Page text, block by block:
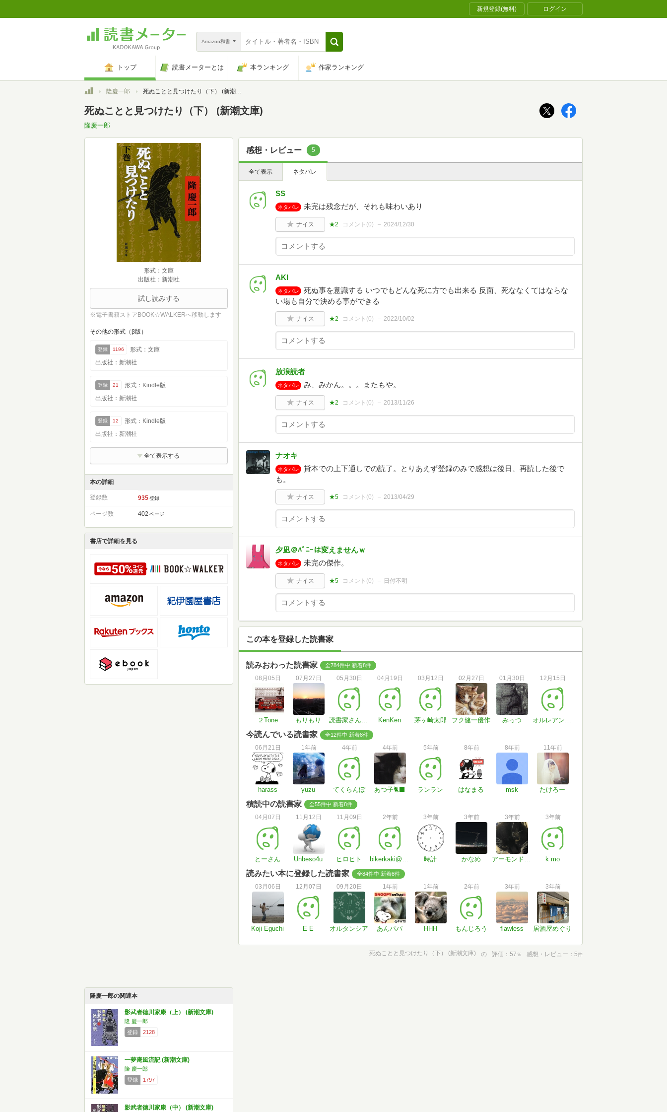
新規登録(無料) ログイン
Amazon和書
トップ 読書メーターとは 本ランキング 作家ランキング
トップ隆慶一郎 死ぬことと見つけたり（下） (新潮文庫)
死ぬことと見つけたり（下） (新潮文庫)
隆慶一郎
形式：文庫
出版社：新潮社
試し読みする
※電子書籍ストアBOOK☆WALKERへ移動します
その他の形式（β版）
登録 1196
形式：文庫
出版社：新潮社
登録 21
形式：Kindle版
出版社：新潮社
登録 12
形式：Kindle版
出版社：新潮社
全て表示する
本の詳細
登録数 935 登録
ページ数 402 ページ
書店で詳細を見る
隆慶一郎の関連本
影武者徳川家康（上） (新潮文庫)
隆 慶一郎
登録
2128
一夢庵風流記 (新潮文庫)
隆 慶一郎
登録
1797
影武者徳川家康（中） (新潮文庫)
感想・レビュー 5
全て表示 ネタバレ
SS
ネタバレ 未完は残念だが、それも味わいあり
ナイス ★2 コメント(0) 2024/12/30
AKI
ネタバレ
死ぬ事を意識する いつでもどんな死に方でも出来る 反面、死ななくてはならな
い場も自分で決める事ができる
ナイス ★2 コメント(0) 2022/10/02
放浪読者
ネタバレ み、みかん。。。またもや。
ナイス ★2 コメント(0) 2013/11/26
ナオキ
ネタバレ
貸本での上下通しでの読了。とりあえず登録のみで感想は後日、再読した後で
も。
ナイス ★5 コメント(0) 2013/04/29
夕凪＠ﾊﾞﾆｰは変えませんｗ
ネタバレ 未完の傑作。
ナイス ★5 コメント(0) 日付不明
この本を登録した読書家
読みおわった読書家 全784件中 新着8件
08月05日
２Tone
07月27日
もりもり
05月30日
読書家さん#pKgCVj
04月19日
KenKen
03月12日
茅ヶ崎太郎
02月27日
フク健一優作
01月30日
みっつ
12月15日
オルレアンの聖たぬき
今読んでいる読書家 全12件中 新着8件
06月21日
harass
1年前
yuzu
4年前
てくらんぼ
4年前
あつ子🐈‍⬛
5年前
ランラン
8年前
はなまる
8年前
msk
11年前
たけろー
積読中の読書家 全55件中 新着8件
04月07日
とーさん
11月12日
Unbeso4u
11月09日
ヒロヒト
2年前
bikerkaki@gmail.com
3年前
時計
3年前
かなめ
3年前
アーモンド浄化
3年前
k mo
読みたい本に登録した読書家 全84件中 新着8件
03月06日
Koji Eguchi
12月07日
E E
09月20日
オルタンシア
1年前
あんパパ
1年前
HHH
2年前
もんじろう
3年前
flawless
3年前
居酒屋めぐり
死ぬことと見つけたり（下） (新潮文庫) の 評価 57 ％ 感想・レビュー 5件